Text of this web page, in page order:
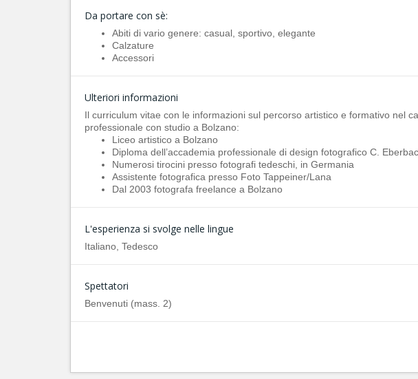
Da portare con sè:
Abiti di vario genere: casual, sportivo, elegante
Calzature
Accessori
Ulteriori informazioni
Il curriculum vitae con le informazioni sul percorso artistico e formativo nel
professionale con studio a Bolzano:
Liceo artistico a Bolzano
Diploma dell’accademia professionale di design fotografico C.
Numerosi tirocini presso fotografi tedeschi, in Germania
Assistente fotografica presso Foto Tappeiner/Lana
Dal 2003 fotografa freelance a Bolzano
L'esperienza si svolge nelle lingue
Italiano, Tedesco
Spettatori
Benvenuti (mass. 2)